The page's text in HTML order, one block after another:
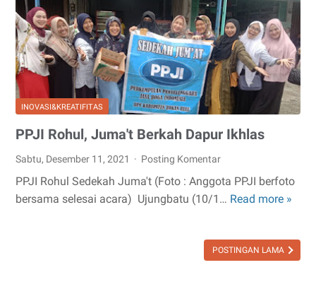
INOVASI&KREATIFITAS
PPJI Rohul, Juma't Berkah Dapur Ikhlas
Sabtu, Desember 11, 2021 Posting Komentar
PPJI Rohul Sedekah Juma't (Foto : Anggota PPJI berfoto
bersama selesai acara) Ujungbatu (10/1… Read more »
POSTINGAN LAMA